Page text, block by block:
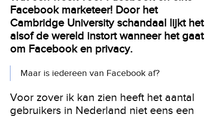
Facebook marketeer! Door het
Cambridge University schandaal lijkt het
alsof de wereld instort wanneer het gaat
om Facebook en privacy.
Maar is iedereen van Facebook af?
Voor zover ik kan zien heeft het aantal
gebruikers in Nederland niet eens een